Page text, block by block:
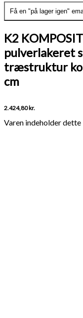
K2
pulverlakeret
træstruktur
cm
2.424,80kr.
Få en "på lager igen"